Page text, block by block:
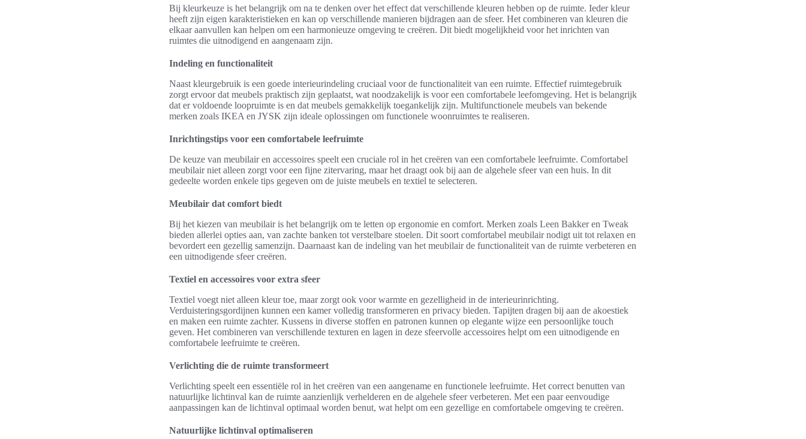
Bij kleurkeuze is het belangrijk om na te denken over het effect dat verschillende kleuren hebben op de ruimte. Ieder kleur
heeft zijn eigen karakteristieken en kan op verschillende manieren bijdragen aan de sfeer. Het combineren van kleuren die
elkaar aanvullen kan helpen om een harmonieuze omgeving te creëren. Dit biedt mogelijkheid voor het inrichten van
ruimtes die uitnodigend en aangenaam zijn.
Indeling en functionaliteit
Naast kleurgebruik is een goede interieurindeling cruciaal voor de functionaliteit van een ruimte. Effectief ruimtegebruik
zorgt ervoor dat meubels praktisch zijn geplaatst, wat noodzakelijk is voor een comfortabele leefomgeving. Het is belangrijk
dat er voldoende loopruimte is en dat meubels gemakkelijk toegankelijk zijn. Multifunctionele meubels van bekende
merken zoals IKEA en JYSK zijn ideale oplossingen om functionele woonruimtes te realiseren.
Inrichtingstips voor een comfortabele leefruimte
De keuze van meubilair en accessoires speelt een cruciale rol in het creëren van een comfortabele leefruimte. Comfortabel
meubilair niet alleen zorgt voor een fijne zitervaring, maar het draagt ook bij aan de algehele sfeer van een huis. In dit
gedeelte worden enkele tips gegeven om de juiste meubels en textiel te selecteren.
Meubilair dat comfort biedt
Bij het kiezen van meubilair is het belangrijk om te letten op ergonomie en comfort. Merken zoals Leen Bakker en Tweak
bieden allerlei opties aan, van zachte banken tot verstelbare stoelen. Dit soort comfortabel meubilair nodigt uit tot relaxen en
bevordert een gezellig samenzijn. Daarnaast kan de indeling van het meubilair de functionaliteit van de ruimte verbeteren en
een uitnodigende sfeer creëren.
Textiel en accessoires voor extra sfeer
Textiel voegt niet alleen kleur toe, maar zorgt ook voor warmte en gezelligheid in de interieurinrichting.
Verduisteringsgordijnen kunnen een kamer volledig transformeren en privacy bieden. Tapijten dragen bij aan de akoestiek
en maken een ruimte zachter. Kussens in diverse stoffen en patronen kunnen op elegante wijze een persoonlijke touch
geven. Het combineren van verschillende texturen en lagen in deze sfeervolle accessoires helpt om een uitnodigende en
comfortabele leefruimte te creëren.
Verlichting die de ruimte transformeert
Verlichting speelt een essentiële rol in het creëren van een aangename en functionele leefruimte. Het correct benutten van
natuurlijke lichtinval kan de ruimte aanzienlijk verhelderen en de algehele sfeer verbeteren. Met een paar eenvoudige
aanpassingen kan de lichtinval optimaal worden benut, wat helpt om een gezellige en comfortabele omgeving te creëren.
Natuurlijke lichtinval optimaliseren